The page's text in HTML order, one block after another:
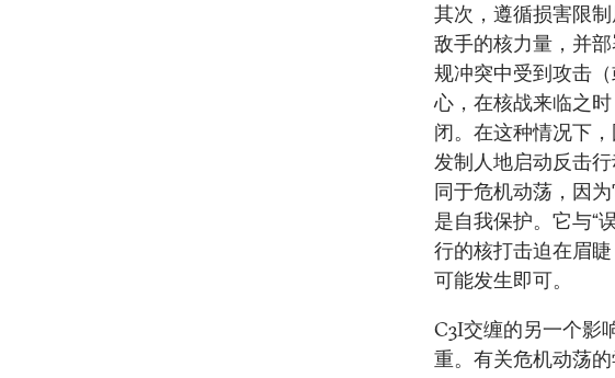
其次，遵循损害限
敌手的核力量，并
规冲突中受到攻击
心，在核战来临之
闭。在这种情况下
发制人地启动反击
同于危机动荡，因
是自我保护。它与“
行的核打击迫在眉
可能发生即可。
C3I交缠的另一个影
重。有关危机动荡